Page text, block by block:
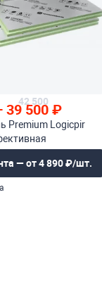
42 500
39 500₽
Premium Logicpir
— от 4 890 ₽/шт.